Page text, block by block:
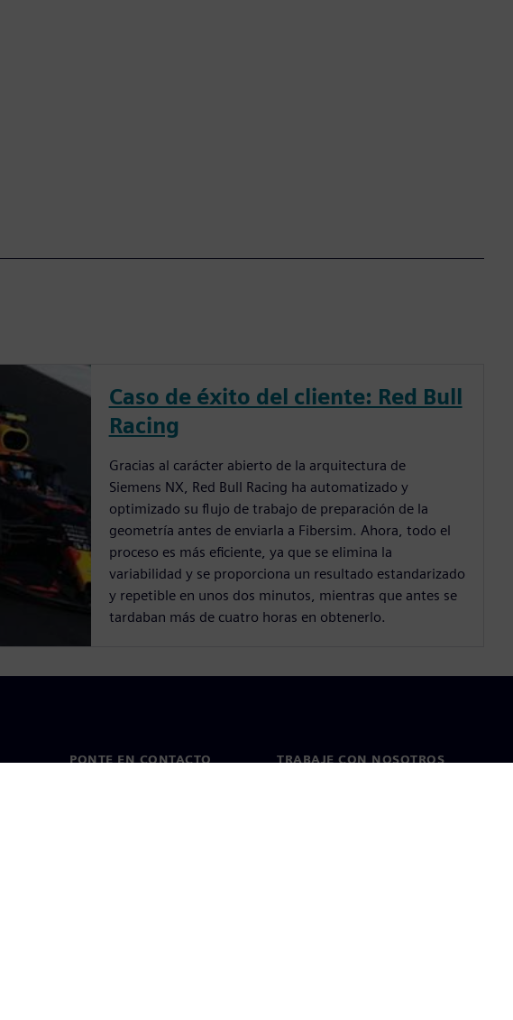
Caso de éxito del cliente: Red Bull
Racing
Gracias al carácter abierto de la arquitectura de
Siemens NX, Red Bull Racing ha automatizado y
optimizado su flujo de trabajo de preparación de la
geometría antes de enviarla a Fibersim. Ahora, todo el
proceso es más eficiente, ya que se elimina la
variabilidad y se proporciona un resultado estandarizado
y repetible en unos dos minutos, mientras que antes se
tardaban más de cuatro horas en obtenerlo.
PONTE EN CONTACTO TRABAJE CON NOSOTROS